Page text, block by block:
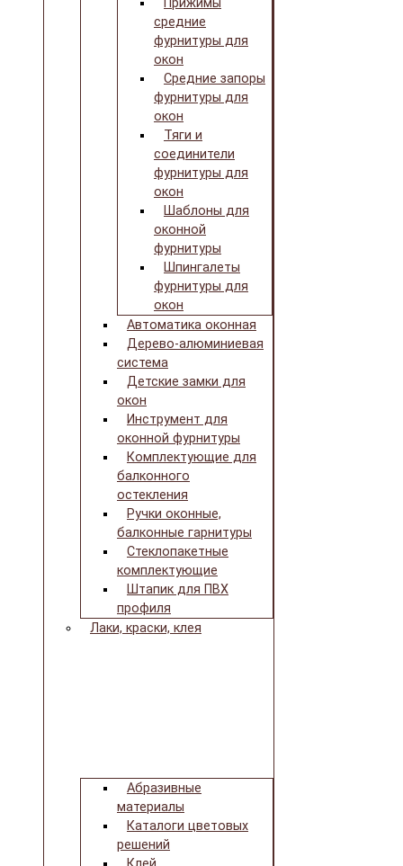
Прижимы
средние
фурнитуры для
окон
Средние запоры
фурнитуры для
окон
Тяги и
соединители
фурнитуры для
окон
Шаблоны для
оконной
фурнитуры
Шпингалеты
фурнитуры для
окон
Автоматика оконная
Дерево-алюминиевая
система
Детские замки для
окон
Инструмент для
оконной фурнитуры
Комплектующие для
балконного
остекления
Ручки оконные,
балконные гарнитуры
Стеклопакетные
комплектующие
Штапик для ПВХ
профиля
Лаки, краски, клея
Абразивные
материалы
Каталоги цветовых
решений